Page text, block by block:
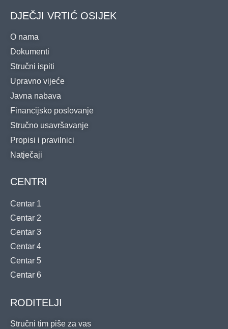
DJEČJI VRTIĆ OSIJEK
O nama
Dokumenti
Stručni ispiti
Upravno vijeće
Javna nabava
Financijsko poslovanje
Stručno usavršavanje
Propisi i pravilnici
Natječaji
CENTRI
Centar 1
Centar 2
Centar 3
Centar 4
Centar 5
Centar 6
RODITELJI
Stručni tim piše za vas